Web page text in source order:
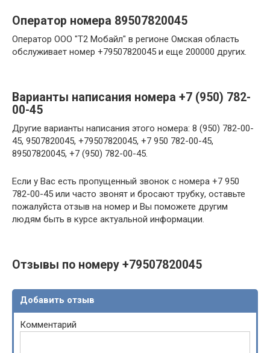
Оператор номера 89507820045
Оператор ООО "Т2 Мобайл" в регионе Омская область
обслуживает номер +79507820045 и еще 200000 других.
Варианты написания номера +7 (950) 782-
00-45
Другие варианты написания этого номера: 8 (950) 782-00-
45, 9507820045, +79507820045, +7 950 782-00-45,
89507820045, +7 (950) 782-00-45.
Если у Вас есть пропущенный звонок с номера +7 950
782-00-45 или часто звонят и бросают трубку, оставьте
пожалуйста отзыв на номер и Вы поможете другим
людям быть в курсе актуальной информации.
Отзывы по номеру +79507820045
Добавить отзыв
Комментарий